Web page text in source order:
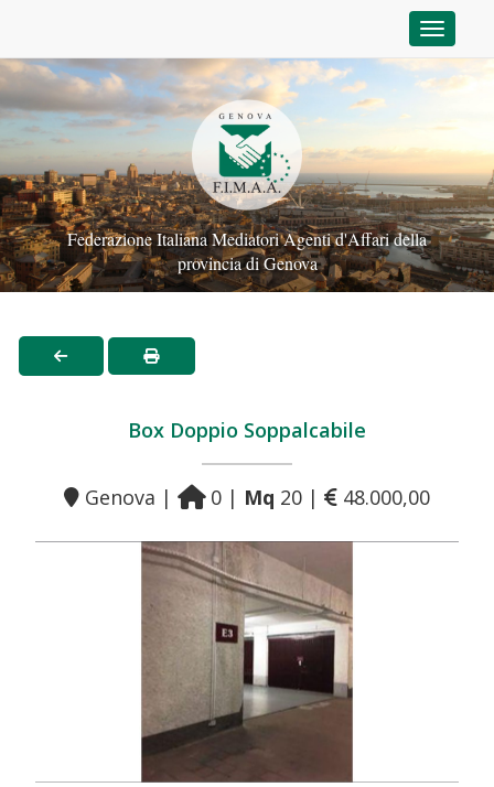
Toggle
Federazione Italiana Mediatori Agenti d'Affari della
provincia di Genova
Box Doppio Soppalcabile
Genova | 0 | Mq 20 | 48.000,00